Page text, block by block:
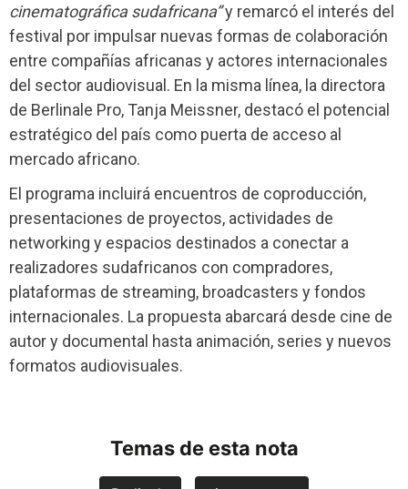
cinematográfica sudafricana”y remarcó el interés del
festival por impulsar nuevas formas de colaboración
entre compañías africanas y actores internacionales
del sector audiovisual. En la misma línea, la directora
de Berlinale Pro, Tanja Meissner, destacó el potencial
estratégico del país como puerta de acceso al
mercado africano.
El programa incluirá encuentros de coproducción,
presentaciones de proyectos, actividades de
networking y espacios destinados a conectar a
realizadores sudafricanos con compradores,
plataformas de streaming, broadcasters y fondos
internacionales. La propuesta abarcará desde cine de
autor y documental hasta animación, series y nuevos
formatos audiovisuales.
Temas de esta nota